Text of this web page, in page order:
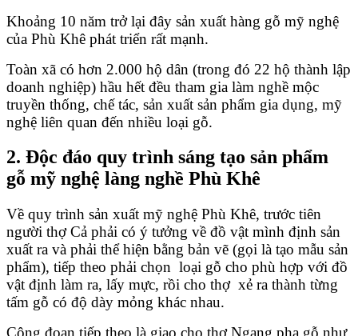
Khoảng 10 năm trở lại đây sản xuất hàng gỗ mỹ nghệ
của Phù Khê phát triển rất mạnh.
Toàn xã có hơn 2.000 hộ dân (trong đó 22 hộ thành lập
doanh nghiệp) hầu hết đều tham gia làm nghề mộc
truyền thống, chế tác, sản xuất sản phẩm gia dụng, mỹ
nghệ liên quan đến nhiều loại gỗ.
2. Độc đáo quy trình sáng tạo sản phẩm
gỗ mỹ nghệ làng nghề Phù Khê
Về quy trình sản xuất mỹ nghệ Phù Khê, trước tiên
người thợ Cả phải có ý tưởng về đồ vật mình định sản
xuất ra và phải thể hiện bằng bản vẽ (gọi là tạo mẫu sản
phẩm), tiếp theo phải chọn loại gỗ cho phù hợp với đồ
vật định làm ra, lấy mực, rồi cho thợ xẻ ra thành từng
tấm gỗ có độ dày mỏng khác nhau.